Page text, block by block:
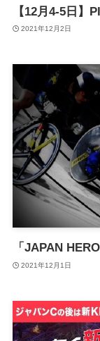
【12月4-5日】
2021年12月2日
「JAPAN
2021年12月1日